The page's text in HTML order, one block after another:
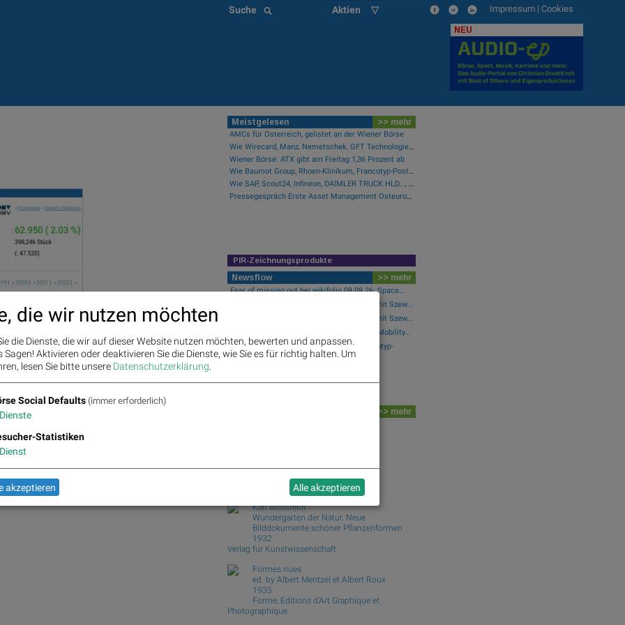
Suche Aktien ▽ Impressum | Cookies
NEU
Porr, Verbund, OMV, Bawag und
Meistgelesen >> mehr
AMCs für Österreich, gelistet an der Wiener Börse
Wie Wirecard, Manz, Nemetschek, GFT Technologies, SAP und Rocket Internet für Gesprächsstoff sorgten
Wiener Börse: ATX gibt am Freitag 1,36 Prozent ab
Wie Baumot Group, Rhoen-Klinikum, Francotyp-Postalia, Tele Columbus, European Lithium und Lanxess für Gesprächsstoff sorgten
Wie SAP, Scout24, Infineon, DAIMLER TRUCK HLD..., Zalando und Allianz für Gesprächsstoff im DAX sorgten
Pressegespräch Erste Asset Management Osteuropa Aktien
PIR-Zeichnungsprodukte
Newsflow >> mehr
Fear of missing out bei wikifolio 08.08.26: Space...
wikifolio Champion per ..: Simon Weishar mit Szew...
wikifolio Champion per ..: Simon Weishar mit Szew...
Wiener Börse Party: ATX schwächer, Bajaj Mobility...
Wie Baumot Group, Rhoen-Klinikum, Francotyp-
Posta...
>> mehr
Karl Blossfeldt
Wundergarten der Natur. Neue
Bilddokumente schöner Pflanzenformen
1932
Verlag für Kunstwissenschaft
Formes nues
ed. by Albert Mentzel et Albert Roux
1935
Forme, Editions d'Art Graphique et
Photographique
die wir nutzen möchten
die Dienste, die wir auf dieser Website nutzen möchten, bewerten und anpassen.
Sagen! Aktivieren oder deaktivieren Sie die Dienste, wie Sie es für richtig halten. Um
lesen Sie bitte unsere Datenschutzerklärung.
Social Defaults (immer erforderlich)
Dienste
Statistiken
Dienst
akzeptieren Alle akzeptieren